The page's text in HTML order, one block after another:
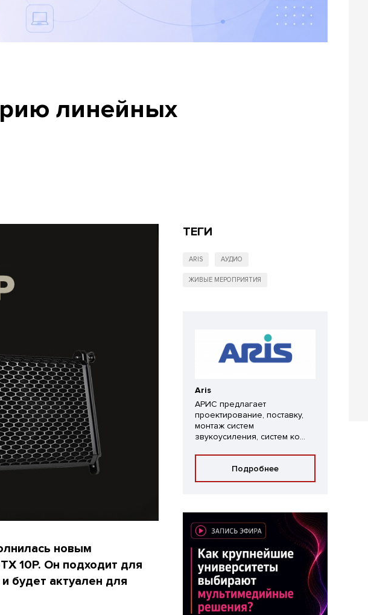
линейных
новым
10P. Он подходит для
будет актуален для
ТЕГИ
ARIS АУДИО
ЖИВЫЕ МЕРОПРИЯТИЯ
Aris
АРИС предлагает
проектирование, поставку,
монтаж систем
звукоусиления, систем ко...
Подробнее